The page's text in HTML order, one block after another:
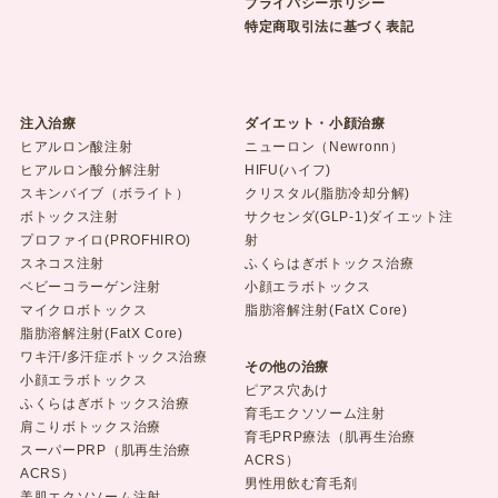
特定商取引法に基づく表記
注入治療
ヒアルロン酸注射
ヒアルロン酸分解注射
スキンバイブ（ボライト）
ボトックス注射
プロファイロ(PROFHIRO)
スネコス注射
ベビーコラーゲン注射
マイクロボトックス
脂肪溶解注射(FatX Core)
ワキ汗/多汗症ボトックス治療
小顔エラボトックス
ふくらはぎボトックス治療
肩こりボトックス治療
スーパーPRP（肌再生治療
ACRS）
ダイエット・小顔治療
ニューロン（Newronn）
HIFU(ハイフ)
クリスタル(脂肪冷却分解)
サクセンダ(GLP-1)ダイエット注
射
ふくらはぎボトックス治療
小顔エラボトックス
脂肪溶解注射(FatX Core)
その他の治療
ピアス穴あけ
育毛エクソソーム注射
育毛PRP療法（肌再生治療
ACRS）
男性用飲む育毛剤